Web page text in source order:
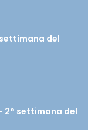
del
2° settimana del